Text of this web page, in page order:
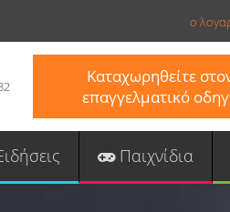
ο
Καταχωρηθείτε
επαγγελματικό
Παιχνίδια